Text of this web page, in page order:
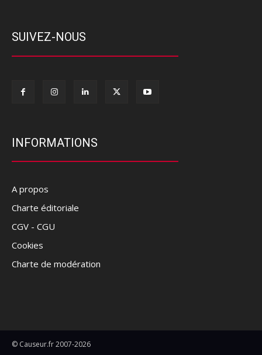
SUIVEZ-NOUS
INFORMATIONS
A propos
Charte éditoriale
CGV - CGU
Cookies
Charte de modération
© Causeur.fr 2007-2026